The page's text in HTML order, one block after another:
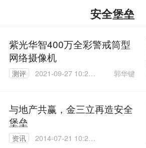
安全堡垒
紫光华智400万全彩警戒筒型
网络摄像机
测评
2021-09-27 10:20:
郭华键
与地产共赢，金三立再造安全
堡垒
资讯
2014-07-21 10:28: